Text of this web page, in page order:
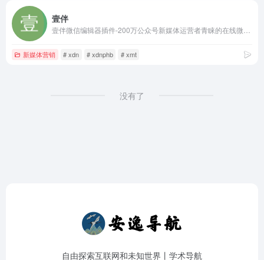
壹伴
新媒体营销 # xdn # xdnphb # xmt
没有了
自由探索互联网和未知世界丨学术导航